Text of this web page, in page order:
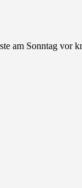
am Sonntag vor